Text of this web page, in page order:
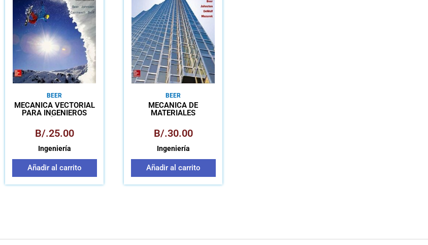
BEER
MECÁNICA VECTORIAL
PARA INGENIEROS
B/.25.00
Ingeniería
Añadir al carrito
BEER
MECÁNICA DE
MATERIALES
B/.30.00
Ingeniería
Añadir al carrito